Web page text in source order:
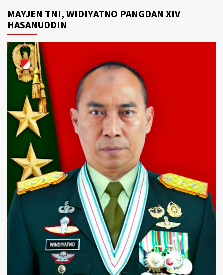
MAYJEN TNI, WIDIYATNO PANGDAN XIV
HASANUDDIN